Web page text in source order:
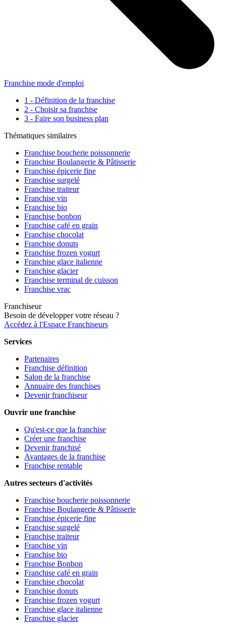
Franchise mode d'emploi
1 - Définition de la franchise
2 - Choisir sa franchise
3 - Faire son business plan
Thématiques similaires
Franchise boucherie poissonnerie
Franchise Boulangerie & Pâtisserie
Franchise épicerie fine
Franchise surgelé
Franchise traiteur
Franchise vin
Franchise bio
Franchise bonbon
Franchise café en grain
Franchise chocolat
Franchise donuts
Franchise frozen yogurt
Franchise glace italienne
Franchise glacier
Franchise terminal de cuisson
Franchise vrac
Franchiseur
Besoin de développer votre réseau ?
Accédez à l'Espace Franchiseurs
Services
Partenaires
Franchise définition
Salon de la franchise
Annuaire des franchises
Devenir franchiseur
Ouvrir une franchise
Qu'est-ce que la franchise
Créer une franchise
Devenir franchisé
Avantages de la franchise
Franchise rentable
Autres secteurs d'activités
Franchise boucherie poissonnerie
Franchise Boulangerie & Pâtisserie
Franchise épicerie fine
Franchise surgelé
Franchise traiteur
Franchise vin
Franchise bio
Franchise Bonbon
Franchise café en grain
Franchise chocolat
Franchise donuts
Franchise frozen yogurt
Franchise glace italienne
Franchise glacier